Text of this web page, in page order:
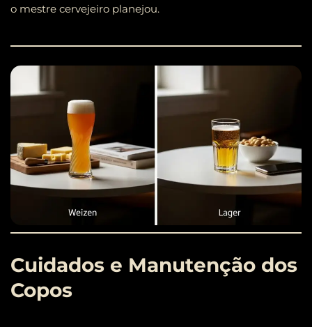
o mestre cervejeiro planejou.
Cuidados e Manutenção dos
Copos